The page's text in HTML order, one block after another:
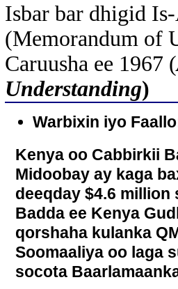
Isbar bar dhigid
(Memorandum of
Caruusha ee 1967 (
Understanding)
Warbixin iyo
Kenya oo Cabbirkii
Midoobay ay kaga
deeqday $4.6
Badda ee Kenya
qorshaha kulanka
Soomaaliya oo laga
socota